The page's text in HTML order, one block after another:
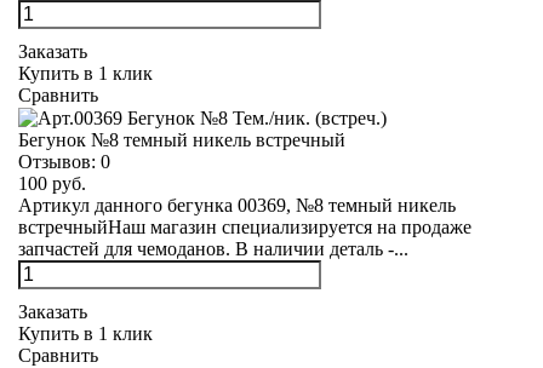
Заказать
Купить в 1 клик
Сравнить
Бегунок №8 темный никель встречный
Отзывов: 0
100 руб.
Артикул данного бегунка 00369, №8 темный никель
встречныйНаш магазин специализируется на продаже
запчастей для чемоданов. В наличии деталь -...
Заказать
Купить в 1 клик
Сравнить